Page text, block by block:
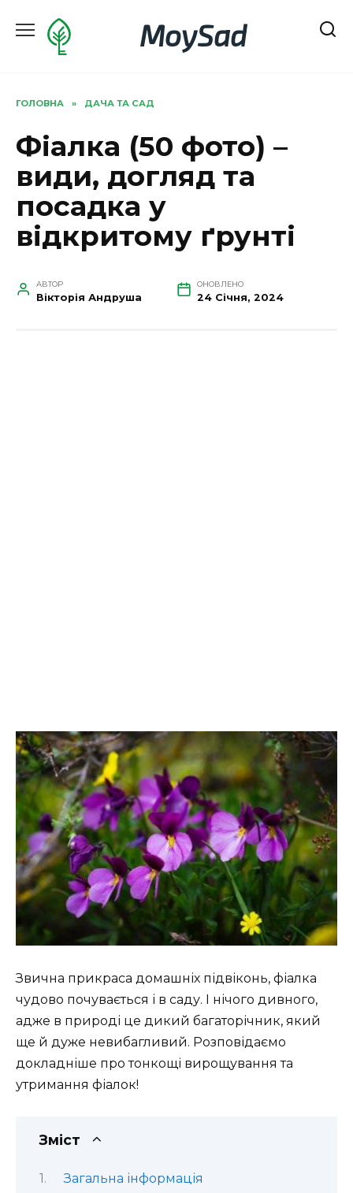
до
MoySad
ГОЛОВНА » ДАЧА ТА САД
Фіалка (50 фото) –
види, догляд та
посадка у
відкритому ґрунті
АВТОР
Вікторія Андруша
ОНОВЛЕНО
24 Січня, 2024
Звична прикраса домашніх підвіконь, фіалка
чудово почувається і в саду. І нічого дивного,
адже в природі це дикий багаторічник, який
ще й дуже невибагливий. Розповідаємо
докладніше про тонкощі вирощування та
утримання фіалок!
Зміст
Загальна інформація